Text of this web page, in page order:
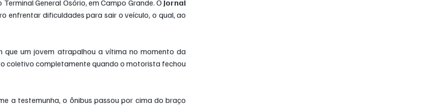
General Osório, em Campo Grande. O Jornal
enfrentar dificuldades para sair o veículo, o qual, ao
que um jovem atrapalhou a vítima no momento da
coletivo completamente quando o motorista fechou
a testemunha, o ônibus passou por cima do braço